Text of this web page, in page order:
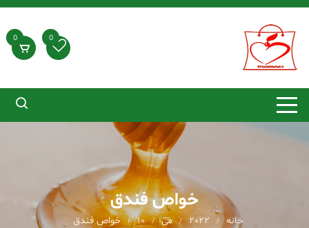
رد
محتوا
0
0
خواص فندق
خانه 2022 می 10 خواص فندق